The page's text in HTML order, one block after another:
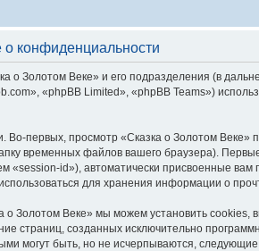
конфиденциальности
о Золотом Веке» и его подразделения (в
«phpBB Limited», «phpBB Teams»)
первых, просмотр «Сказка о Золотом
временных файлов вашего браузера).
«session-id»), автоматически присвоенные
для хранения информации о
о Золотом Веке» мы можем установить
страниц, созданных исключительно
могут быть, но не исчерпываются,